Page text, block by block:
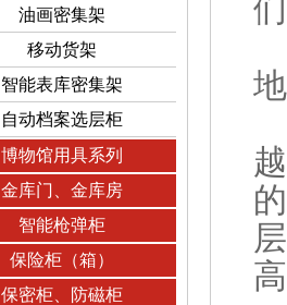
油画密集架
移动货架
智能表库密集架
自动档案选层柜
博物馆用具系列
金库门、金库房
智能枪弹柜
保险柜（箱）
保密柜、防磁柜